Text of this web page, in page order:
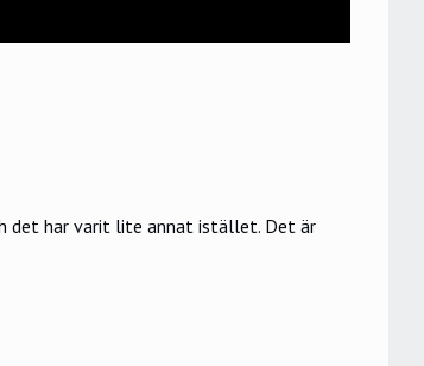
det har varit lite annat istället. Det är